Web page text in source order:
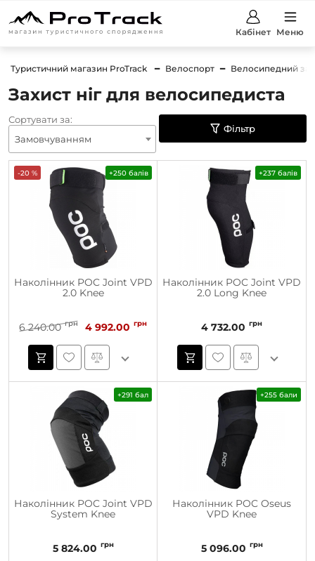
Кабінет Меню
Туристичний магазин ProTrack Велоспорт Велосипедний
Захист ніг для велосипедиста
Сортувати за:
Замовчуванням
Фільтр
-20 % +250 балів
Наколінник POC Joint VPD
2.0 Knee
6 240.00 грн 4 992.00 грн
+237 балів
Наколінник POC Joint VPD
2.0 Long Knee
4 732.00 грн
+291 бал
Наколінник POC Joint VPD
System Knee
5 824.00 грн
+255 бали
Наколінник POC Oseus
VPD Knee
5 096.00 грн